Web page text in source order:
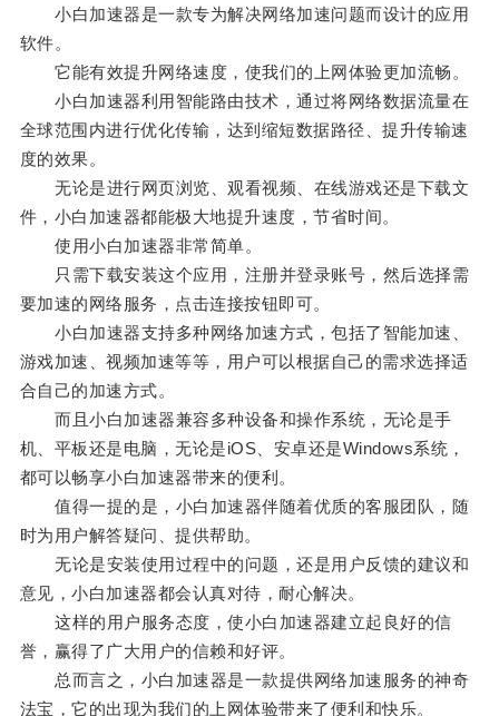
小白加速器是一款专为解决网络加速问题而设计的应用
软件。
它能有效提升网络速度，使我们的上网体验更加流畅。
小白加速器利用智能路由技术，通过将网络数据流量在
全球范围内进行优化传输，达到缩短数据路径、提升传输速
度的效果。
无论是进行网页浏览、观看视频、在线游戏还是下载文
件，小白加速器都能极大地提升速度，节省时间。
使用小白加速器非常简单。
只需下载安装这个应用，注册并登录账号，然后选择需
要加速的网络服务，点击连接按钮即可。
小白加速器支持多种网络加速方式，包括了智能加速、
游戏加速、视频加速等等，用户可以根据自己的需求选择适
合自己的加速方式。
而且小白加速器兼容多种设备和操作系统，无论是手
机、平板还是电脑，无论是iOS、安卓还是Windows系统，
都可以畅享小白加速器带来的便利。
值得一提的是，小白加速器伴随着优质的客服团队，随
时为用户解答疑问、提供帮助。
无论是安装使用过程中的问题，还是用户反馈的建议和
意见，小白加速器都会认真对待，耐心解决。
这样的用户服务态度，使小白加速器建立起良好的信
誉，赢得了广大用户的信赖和好评。
总而言之，小白加速器是一款提供网络加速服务的神奇
法宝，它的出现为我们的上网体验带来了便利和快乐。